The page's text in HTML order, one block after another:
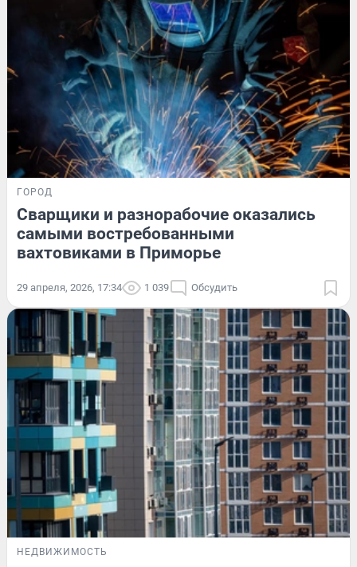
ГОРОД
Сварщики и разнорабочие оказались
самыми востребованными
вахтовиками в Приморье
29 апреля, 2026, 17:34 1 039 Обсудить
НЕДВИЖИМОСТЬ